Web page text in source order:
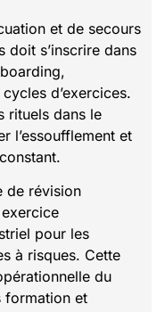
et de secours
doit s’inscrire dans
d’exercices.
rituels dans le
l’essoufflement et
de révision
pour les
à risques. Cette
du
formation et